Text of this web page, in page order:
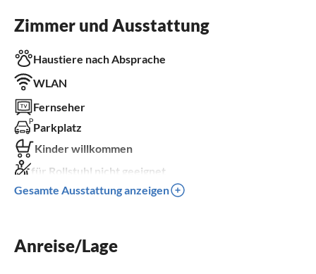
Zimmer und Ausstattung
Haustiere nach Absprache
WLAN
Fernseher
Parkplatz
Kinder willkommen
für Rollstuhl nicht geeignet
Gesamte Ausstattung anzeigen
Anreise/Lage